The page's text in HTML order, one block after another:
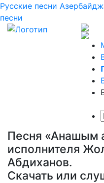
Русские песни
песни
Песня «Анашым
исполнителя
Абдиханов.
Скачать или